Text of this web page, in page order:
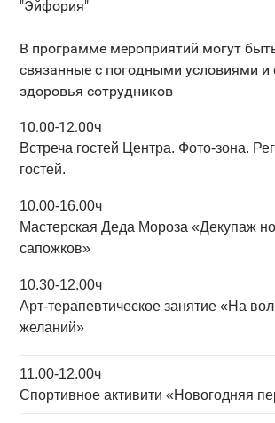
"Эйфория"
В программе мероприятий могут
связанные с погодными условиями и
здоровья сотрудников
10.00-12.00ч
Встреча гостей Центра. Фото-зона.
гостей.
10.00-16.00ч
МастерскаяДеда Мороза «Декупаж
сапожков»
10.30-12.00ч
Арт-терапевтическое занятие«На
желаний»
11.00-12.00ч
Спортивное активити «Новогодняя